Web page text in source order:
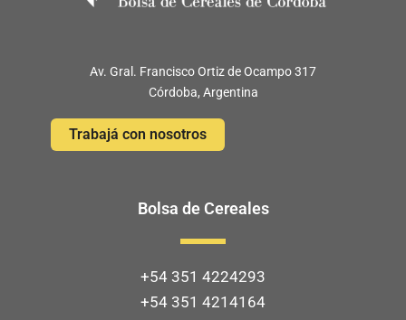
Av. Gral. Francisco Ortiz de Ocampo 317
Córdoba, Argentina
Trabajá con nosotros
Bolsa de Cereales
+54 351 4224293
+54 351 4214164